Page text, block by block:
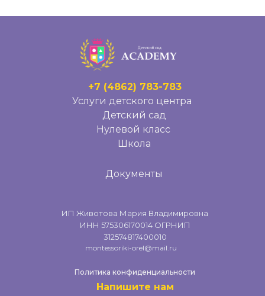
+7 (4862) 783-783
Детский сад
Школа
Документы
Нулевой класс
Услуги детского центра
Напишите нам
Политика конфиденциальности
ИП Животова Мария Владимировна
ИНН 575306170014 ОГРНИП
312574817400010
montessoriki-orel@mail.ru